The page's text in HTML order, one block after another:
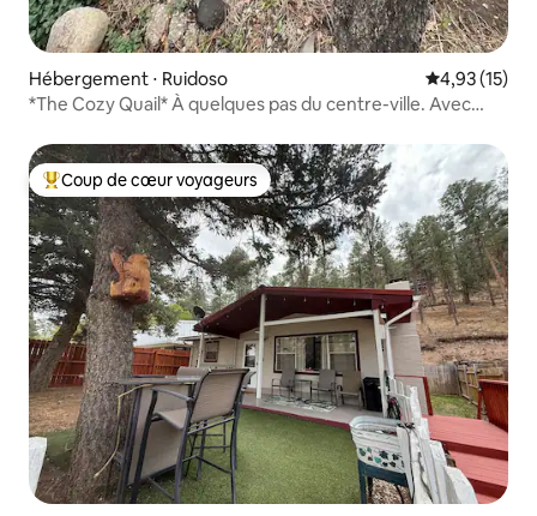
Hébergement ⋅ Ruidoso Évaluation
4,93 (15)
*The Cozy Quail* À quelques pas du centre-ville. Avec
Coups de cœur voyageurs les plus appréciés
Coup de cœur voyageurs